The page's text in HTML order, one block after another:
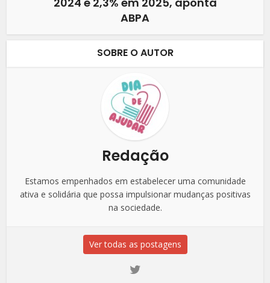
ABPA
SOBRE O AUTOR
Redação
Estamos empenhados em estabelecer uma comunidade
ativa e solidária que possa impulsionar mudanças positivas
na sociedade.
Ver todas as postagens